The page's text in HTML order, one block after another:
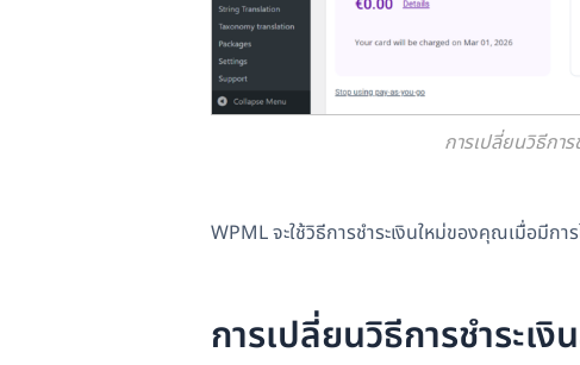
การเปลี่ยนวิธีกา
WPML จะใช้วิธีการชำระเงินใหม่ของคุณเมื่อมีก
การเปลี่ยนวิธีการชำระ